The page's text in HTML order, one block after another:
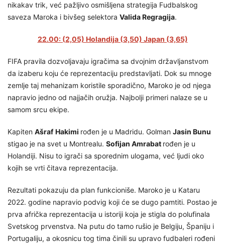
nikakav trik, već pažljivo osmišljena strategija Fudbalskog
saveza Maroka i bivšeg selektora Valida Regragija.
22.00: (2,05) Holandija (3,50) Japan (3,65)
FIFA pravila dozvoljavaju igračima sa dvojnim državljanstvom
da izaberu koju će reprezentaciju predstavljati. Dok su mnoge
zemlje taj mehanizam koristile sporadično, Maroko je od njega
napravio jedno od najjačih oružja. Najbolji primeri nalaze se u
samom srcu ekipe.
Kapiten Ašraf Hakimi rođen je u Madridu. Golman Jasin Bunu
stigao je na svet u Montrealu. Sofijan Amrabat rođen je u
Holandiji. Nisu to igrači sa sporednim ulogama, već ljudi oko
kojih se vrti čitava reprezentacija.
Rezultati pokazuju da plan funkcioniše. Maroko je u Kataru
2022. godine napravio podvig koji će se dugo pamtiti. Postao je
prva afrička reprezentacija u istoriji koja je stigla do polufinala
Svetskog prvenstva. Na putu do tamo rušio je Belgiju, Španiju i
Portugaliju, a okosnicu tog tima činili su upravo fudbaleri rođeni